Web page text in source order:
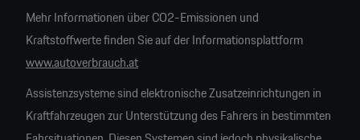
Mehr Informationen über CO2-Emissionen und
Kraftstoffwerte finden Sie auf der Informationsplattform
www.autoverbrauch.at
Assistenzsysteme sind elektronische Zusatzeinrichtungen in
Kraftfahrzeugen zur Unterstützung des Fahrers in bestimmten